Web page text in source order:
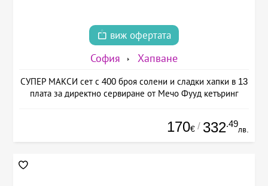
виж офертата
София Хапване
СУПЕР МАКСИ сет с 400 броя солени и сладки хапки в 13
плата за директно сервиране от Мечо Фууд кетъринг
170€ / 332.49
лв.